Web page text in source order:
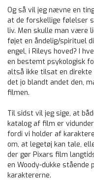
Og så vil jeg nævne en
at de forskellige følelser
liv. Men skulle man være
føjet en åndelig/spirituel
engel, i Rileys hoved? I
en bestemt psykologisk
altså ikke tilsat en
det jo blandt andet den,
filmen.
Til sidst vil jeg sige, at
katalog af film er
fordi vi holder af
om, at legetøj kan tale,
der gør Pixars film
en Woody-dukke
karaktererne.